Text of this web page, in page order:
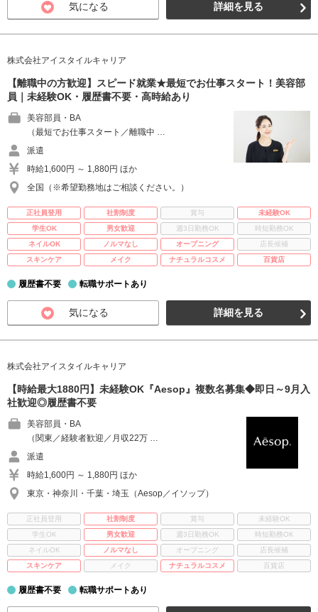
気になる 詳細を見る
株式会社アイスタイルキャリア
【離職中の方歓迎】スピード就業★最短でお仕事スタート！美容部
員｜未経験OK・履歴書不要・高時給あり
美容部員・BA
（最短でお仕事スタート／離職中 …
派遣
時給1,600円 ～ 1,880円 ほか
全国（※希望勤務地はご相談ください。）
正社員登用 社割制度 賞与
未経験OK
学生OK
男女歓迎 週3日勤務OK
時短勤務OK
ネイルOK
ノルマなし オープニング
店長候補
スキンケア
メイク ナチュラルコスメ 百貨店
履歴書不要 転職サポートあり
気になる 詳細を見る
株式会社アイスタイルキャリア
【時給最大1880円】未経験OK『Aesop』複数名募集◆即日～9月入
社歓迎◎履歴書不要
美容部員・BA
（関東／経験者歓迎／月収22万 …
派遣
時給1,600円 ～ 1,880円 ほか
東京・神奈川・千葉・埼玉（Aesop／イソップ）
正社員登用 社割制度 賞与
未経験OK
学生OK
男女歓迎 週3日勤務OK
時短勤務OK
ネイルOK
ノルマなし オープニング
店長候補
スキンケア
メイク ナチュラルコスメ 百貨店
履歴書不要 転職サポートあり